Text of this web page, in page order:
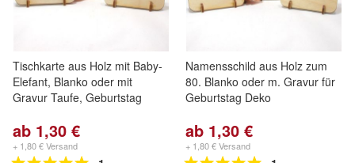
Tischkarte aus Holz mit Baby-
Elefant, Blanko oder mit
Gravur Taufe, Geburtstag
ab 1,30 €
+ 1,80 € Versand
Namensschild aus Holz zum
80. Blanko oder m. Gravur für
Geburtstag Deko
ab 1,30 €
+ 1,80 € Versand